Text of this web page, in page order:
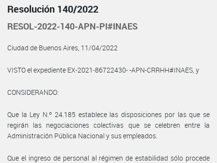
Resolución 140/2022
RESOL-2022-140-APN-PI#INAES
Ciudad de Buenos Aires, 11/04/2022
VISTO el expediente EX-2021-86722430- -APN-CRRHH#INAES, y
CONSIDERANDO:
Que la Ley N.º 24.185 establece las disposiciones por las que se
regirán las negociaciones colectivas que se celebren entre la
Administración Pública Nacional y sus empleados.
Que el ingreso de personal al régimen de estabilidad sólo procede